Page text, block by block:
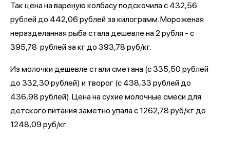
Так цена на вареную колбасу подскочила с 432,56
рублей до 442,06 рублей за килограмм. Мороженая
неразделанная рыба стала дешевле на 2 рубля - с
395,78 рублей за кг до 393,78 руб/кг.
Из молочки дешевле стали сметана (с 335,50 рублей
до 332,30 рублей) и творог (с 438,33 рублей до
436,98 рублей). Цена на сухие молочные смеси для
детского питания заметно упала с 1262,78 руб/кг до
1248,09 руб/кг.